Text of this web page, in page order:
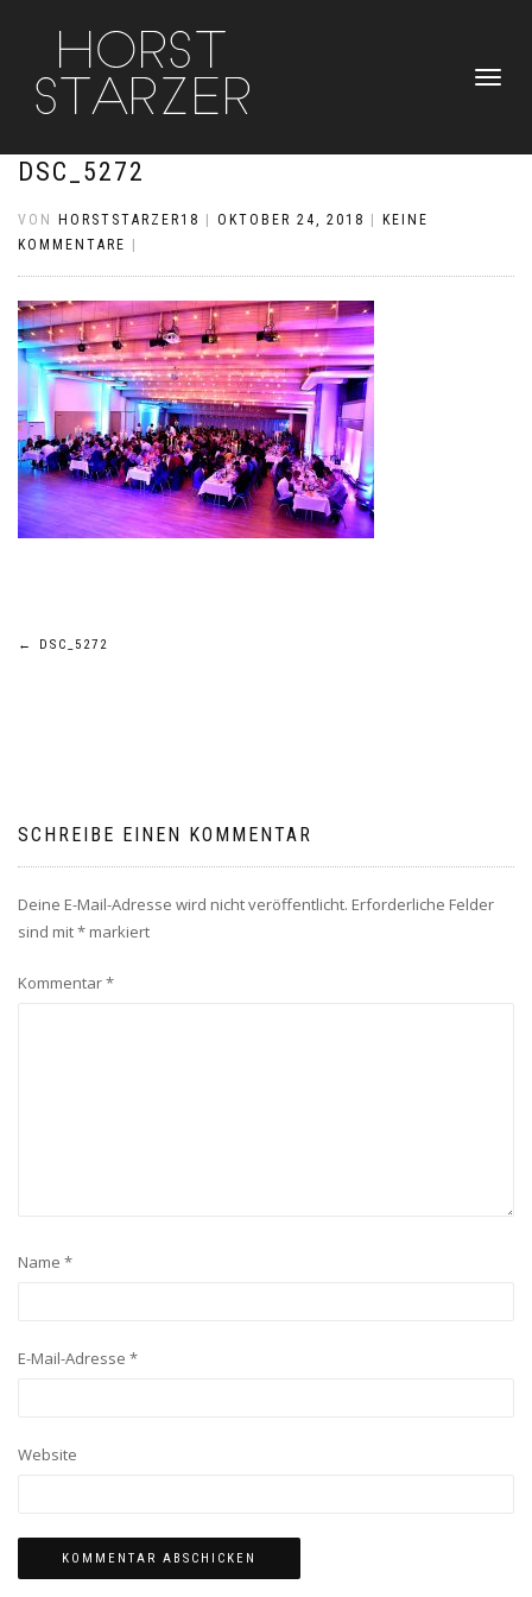
DSC_5272
VON HORSTSTARZER18 OKTOBER 24, 2018
KEINE
KOMMENTARE
Beitragsnavigation
← DSC_5272
SCHREIBE EINEN KOMMENTAR
Deine E-Mail-Adresse wird nicht veröffentlicht. Erforderliche Felder
sind mit* markiert
Kommentar*
Name *
E-Mail-Adresse *
Website